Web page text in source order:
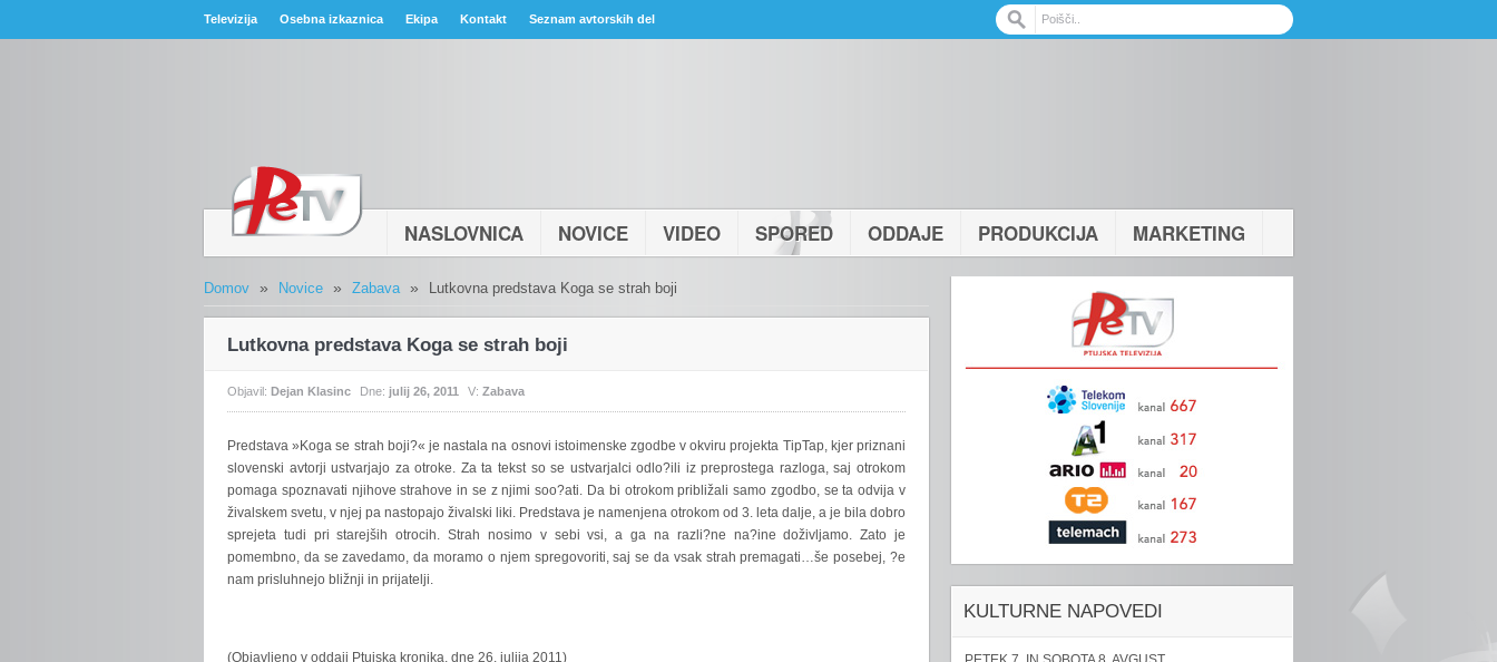
Televizija Osebna izkaznica Ekipa Kontakt Seznam avtorskih del
NASLOVNICA NOVICE VIDEO SPORED ODDAJE PRODUKCIJA MARKETING
Domov » Novice » Zabava » Lutkovna predstava Koga se strah boji
Lutkovna predstava Koga se strah boji
Objavil: Dejan Klasinc Dne: julij 26, 2011 V: Zabava
Predstava»Koga se strah boji?« je nastala na osnovi istoimenske zgodbe v okviru projekta TipTap, kjer priznani
slovenski avtorji ustvarjajo za otroke. Za ta tekst so se ustvarjalci odlo?ili iz preprostega razloga, saj otrokom
pomaga spoznavati njihove strahove in se z njimi soo?ati. Da bi otrokom približali samo zgodbo, se ta odvija v
živalskem svetu, v njej pa nastopajo živalski liki. Predstava je namenjena otrokom od 3. leta dalje, a je bila dobro
sprejeta tudi pri starejših otrocih. Strah nosimo v sebi vsi, a ga na razli?ne na?ine doživljamo. Zato je
pomembno, da se zavedamo, da moramo o njem spregovoriti, saj se da vsak strah premagati…še posebej, ?e
nam prisluhnejo bližnji in prijatelji.
(Objavljeno v oddaji Ptujska kronika, dne 26. julija 2011)
KULTURNE NAPOVEDI